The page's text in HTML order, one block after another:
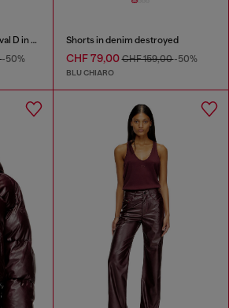
Mini abito spalmato con Oval D in rilievo
-50%
Shorts in denim destroyed
CHF 79,00CHF 159,00-50%
BLU CHIARO